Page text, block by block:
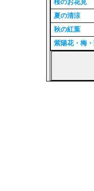
桜のお花見
夏の清涼
秋の紅葉
紫陽花・梅